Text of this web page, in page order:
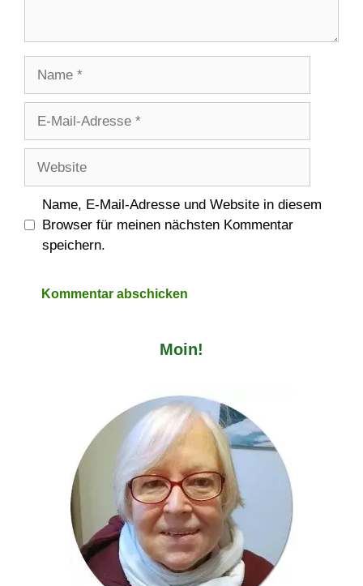
Adresse
Name, E-Mail-Adresse und Website in diesem
Browser für meinen nächsten Kommentar
speichern.
Moin!